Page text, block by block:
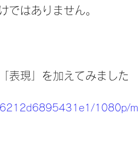
ではありません。
表現」を加えてみました
1080p/m